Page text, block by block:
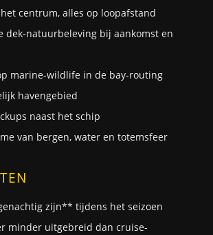
centrum, alles op loopafstand
dek-natuurbeleving bij aankomst en
marine-wildlife in de bay-routing
havengebied
naast het schip
van bergen, water en totemsfeer
zijn** tijdens het seizoen
minder uitgebreid dan cruise-